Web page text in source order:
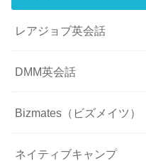
レアジョブ英会話
DMM英会話
Bizmates（ビズメイツ）
ネイティブキャンプ